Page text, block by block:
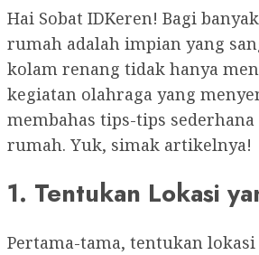
Hai Sobat IDKeren! Bagi
rumah adalah impian yang
kolam renang tidak hanya
kegiatan olahraga yang
membahas tips-tips
rumah. Yuk, simak artikelnya!
1. Tentukan Lokasi
Pertama-tama, tentukan